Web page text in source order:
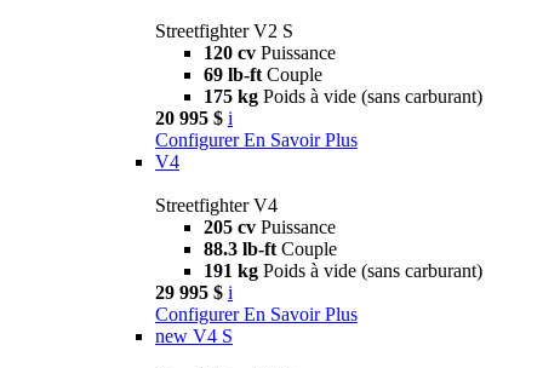
Streetfighter V2 S
120 cv Puissance
69 lb-ft Couple
175 kg Poids à vide (sans carburant)
20 995 $ i
Configurer En Savoir Plus
V4
Streetfighter V4
205 cv Puissance
88.3 lb-ft Couple
191 kg Poids à vide (sans carburant)
29 995 $ i
Configurer En Savoir Plus
new V4 S